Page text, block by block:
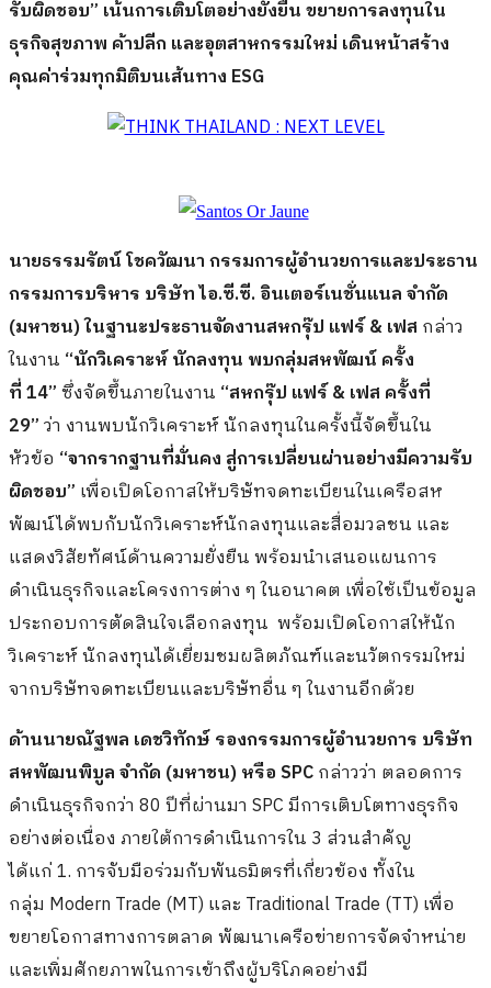
รับผิดชอบ” เน้นการเติบโตอย่างยั่งยืน ขยายการลงทุนใน
ธุรกิจสุขภาพ ค้าปลีก และอุตสาหกรรมใหม่ เดินหน้าสร้าง
คุณค่าร่วมทุกมิติบนเส้นทาง ESG
นายธรรมรัตน์ โชควัฒนา กรรมการผู้อำนวยการและประธาน
กรรมการบริหาร บริษัท ไอ.ซี.ซี. อินเตอร์เนชั่นแนล จำกัด
(มหาชน) ในฐานะประธานจัดงานสหกรุ๊ป แฟร์& เฟส กล่าว
ในงาน “นักวิเคราะห์ นักลงทุน พบกลุ่มสหพัฒน์ ครั้ง
ที่14”ซึ่งจัดขึ้นภายในงาน “สหกรุ๊ป แฟร์& เฟส ครั้งที่
29”ว่า งานพบนักวิเคราะห์ นักลงทุนในครั้งนี้จัดขึ้นใน
หัวข้อ “จากรากฐานที่มั่นคง สู่การเปลี่ยนผ่านอย่างมีความรับ
ผิดชอบ” เพื่อเปิดโอกาสให้บริษัทจดทะเบียนในเครือสห
พัฒน์ได้พบกับนักวิเคราะห์นักลงทุนและสื่อมวลชน และ
แสดงวิสัยทัศน์ด้านความยั่งยืน พร้อมนำเสนอแผนการ
ดำเนินธุรกิจและโครงการต่าง ๆ ในอนาคต เพื่อใช้เป็นข้อมูล
ประกอบการตัดสินใจเลือกลงทุน พร้อมเปิดโอกาสให้นัก
วิเคราะห์ นักลงทุนได้เยี่ยมชมผลิตภัณฑ์และนวัตกรรมใหม่
จากบริษัทจดทะเบียนและบริษัทอื่น ๆ ในงานอีกด้วย
ด้านนายณัฐพล เดชวิทักษ์ รองกรรมการผู้อำนวยการ บริษัท
สหพัฒนพิบูล จำกัด (มหาชน) หรือ SPCกล่าวว่า ตลอดการ
ดำเนินธุรกิจกว่า 80 ปีที่ผ่านมา SPC มีการเติบโตทางธุรกิจ
อย่างต่อเนื่อง ภายใต้การดำเนินการใน 3 ส่วนสำคัญ
ได้แก่ 1. การจับมือร่วมกับพันธมิตรที่เกี่ยวข้อง ทั้งใน
กลุ่ม Modern Trade (MT) และ Traditional Trade (TT) เพื่อ
ขยายโอกาสทางการตลาด พัฒนาเครือข่ายการจัดจำหน่าย
และเพิ่มศักยภาพในการเข้าถึงผู้บริโภคอย่างมี